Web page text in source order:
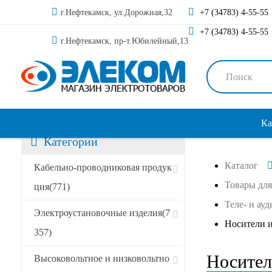
г.Нефтекамск, ул.Дорожная,32
г.Нефтекамск, пр-т.Юбилейный,13
+7 (34783) 4-55-55
+7 (34783) 4-55-55
Категории
Кабельно-проводниковая продук
ция(771)
Электроустановочные изделия(7
357)
Высоковольтное и низковольтно
Сортировать по:
Специальные предложения
Акции
Новинки
Каталог
Товары
Теле- и
Носители